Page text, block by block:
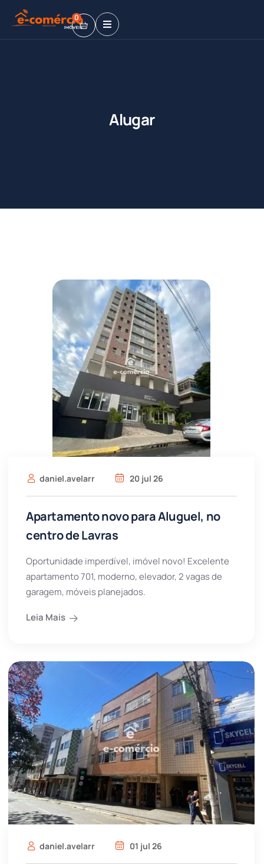
0
Alugar
daniel.avelarr 20 jul 26
Apartamento novo para Aluguel, no
centro de Lavras
Oportunidade imperdível, imóvel novo! Excelente
apartamento 701, moderno, elevador, 2 vagas de
garagem, móveis planejados.
Leia Mais
daniel.avelarr 01 jul 26